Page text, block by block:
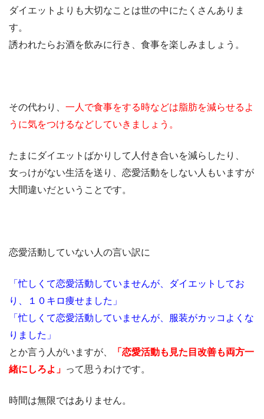
ダイエットよりも大切なことは世の中にたくさんありま
す。
誘われたらお酒を飲みに行き、食事を楽しみましょう。
その代わり、 一人で食事をする時などは脂肪を減らせるよ
うに気をつけるなどしていきましょう。
たまにダイエットばかりして人付き合いを減らしたり、
女っけがない生活を送り、恋愛活動をしない人もいますが
大間違いだということです。
恋愛活動していない人の言い訳に
「忙しくて恋愛活動していませんが、ダイエットしてお
り、１０キロ痩せました」
「忙しくて恋愛活動していませんが、服装がカッコよくな
りました」
とか言う人がいますが、
「恋愛活動も見た目改善も両方一
緒にしろよ」 って思うわけです。
時間は無限ではありません。